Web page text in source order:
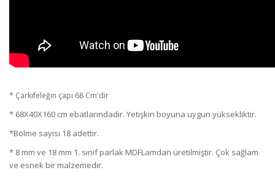
* Çarkıfeleğin çapı 68 Cm'dir
* 68X40X160 cm ebatlarındadır. Yetişkin boyuna uygun yüksekliktir.
*Bölme sayısı 18 adettir.
* 8 mm ve 18 mm 1. sınıf parlak MDFLamdan üretilmiştir. Çok sağlam
ve esnek bir malzemedir.